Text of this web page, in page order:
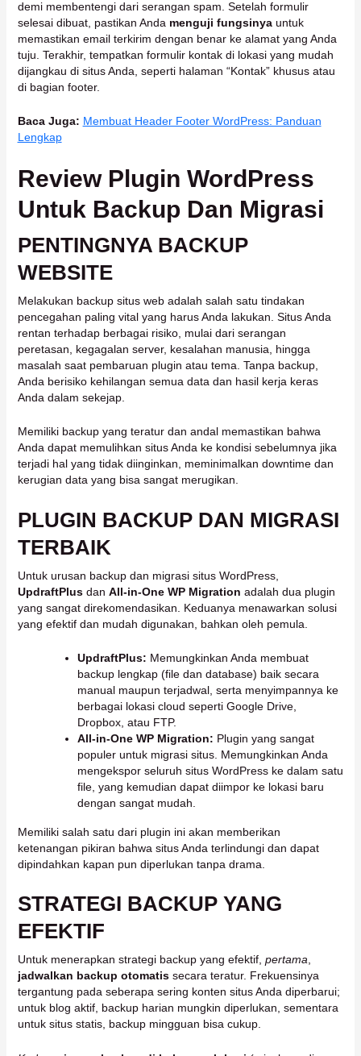
demi membentengi dari serangan spam. Setelah formulir
selesai dibuat, pastikan Anda menguji fungsinyauntuk
memastikan email terkirim dengan benar ke alamat yang Anda
tuju. Terakhir, tempatkan formulir kontak di lokasi yang mudah
dijangkau di situs Anda, seperti halaman “Kontak” khusus atau
di bagian footer.
Baca Juga: Membuat Header Footer WordPress: Panduan
Lengkap
Review Plugin WordPress
Untuk Backup Dan Migrasi
PENTINGNYA BACKUP
WEBSITE
Melakukan backup situs web adalah salah satu tindakan
pencegahan paling vital yang harus Anda lakukan. Situs Anda
rentan terhadap berbagai risiko, mulai dari serangan
peretasan, kegagalan server, kesalahan manusia, hingga
masalah saat pembaruan plugin atau tema. Tanpa backup,
Anda berisiko kehilangan semua data dan hasil kerja keras
Anda dalam sekejap.
Memiliki backup yang teratur dan andal memastikan bahwa
Anda dapat memulihkan situs Anda ke kondisi sebelumnya jika
terjadi hal yang tidak diinginkan, meminimalkan downtime dan
kerugian data yang bisa sangat merugikan.
PLUGIN BACKUP DAN MIGRASI
TERBAIK
Untuk urusan backup dan migrasi situs WordPress,
UpdraftPlusdan All-in-One WP Migration adalah dua plugin
yang sangat direkomendasikan. Keduanya menawarkan solusi
yang efektif dan mudah digunakan, bahkan oleh pemula.
UpdraftPlus: Memungkinkan Anda membuat
backup lengkap (file dan database) baik secara
manual maupun terjadwal, serta menyimpannya ke
berbagai lokasi cloud seperti Google Drive,
Dropbox, atau FTP.
All-in-One WP Migration: Plugin yang sangat
populer untuk migrasi situs. Memungkinkan Anda
mengekspor seluruh situs WordPress ke dalam satu
file, yang kemudian dapat diimpor ke lokasi baru
dengan sangat mudah.
Memiliki salah satu dari plugin ini akan memberikan
ketenangan pikiran bahwa situs Anda terlindungi dan dapat
dipindahkan kapan pun diperlukan tanpa drama.
STRATEGI BACKUP YANG
EFEKTIF
Untuk menerapkan strategi backup yang efektif, pertama,
jadwalkan backup otomatissecara teratur. Frekuensinya
tergantung pada seberapa sering konten situs Anda diperbarui;
untuk blog aktif, backup harian mungkin diperlukan, sementara
untuk situs statis, backup mingguan bisa cukup.